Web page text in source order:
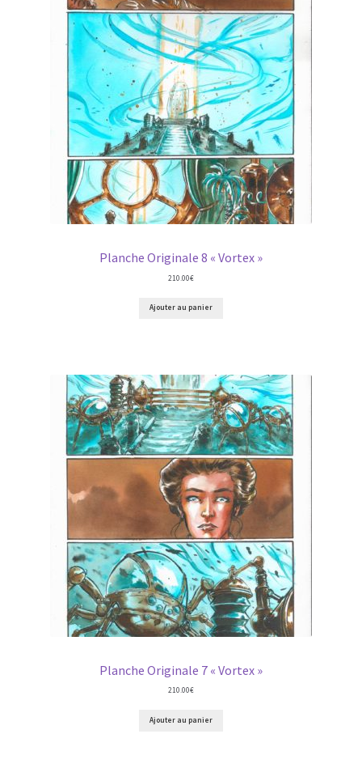
Planche Originale 8 « Vortex »
210.00€
Ajouter au panier
Planche Originale 7 « Vortex »
210.00€
Ajouter au panier